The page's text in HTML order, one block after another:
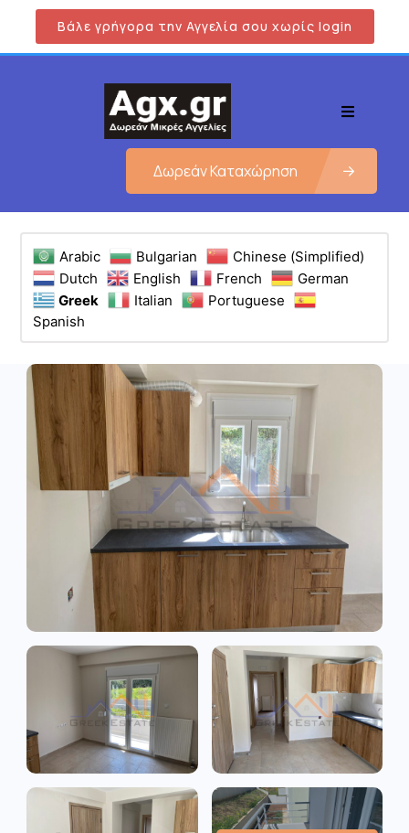
Βάλε γρήγορα την Αγγελία σου χωρίς login
Δωρεάν Καταχώρηση
Arabic Bulgarian
Chinese (Simplified)
Dutch
English French
German
Greek
Italian
Portuguese
Spanish